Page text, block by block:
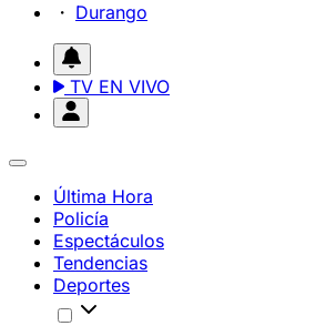
Durango
TV EN VIVO
Última Hora
Policía
Espectáculos
Tendencias
Deportes